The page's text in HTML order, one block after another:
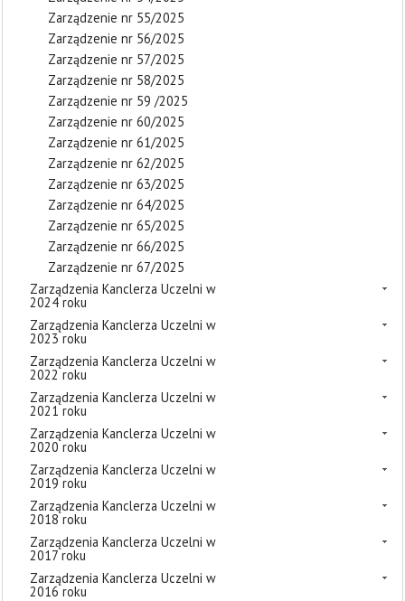
Zarządzenie nr 55/2025
Zarządzenie nr 56/2025
Zarządzenie nr 57/2025
Zarządzenie nr 58/2025
Zarządzenie nr 59 /2025
Zarządzenie nr 60/2025
Zarządzenie nr 61/2025
Zarządzenie nr 62/2025
Zarządzenie nr 63/2025
Zarządzenie nr 64/2025
Zarządzenie nr 65/2025
Zarządzenie nr 66/2025
Zarządzenie nr 67/2025
Zarządzenia Kanclerza Uczelni w
2024 roku
Zarządzenia Kanclerza Uczelni w
2023 roku
Zarządzenia Kanclerza Uczelni w
2022 roku
Zarządzenia Kanclerza Uczelni w
2021 roku
Zarządzenia Kanclerza Uczelni w
2020 roku
Zarządzenia Kanclerza Uczelni w
2019 roku
Zarządzenia Kanclerza Uczelni w
2018 roku
Zarządzenia Kanclerza Uczelni w
2017 roku
Zarządzenia Kanclerza Uczelni w
2016 roku